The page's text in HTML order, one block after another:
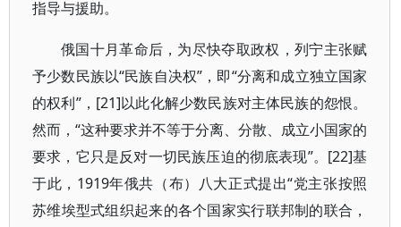
指导与援助。
俄国十月革命后，为尽快夺取政权，列宁主张赋
予少数民族以“民族自决权”，即“分离和成立独立国家
的权利”，[21]以此化解少数民族对主体民族的怨恨。
然而，“这种要求并不等于分离、分散、成立小国家的
要求，它只是反对一切民族压迫的彻底表现”。[22]基
于此，1919年俄共（布）八大正式提出“党主张按照
苏维埃型式组织起来的各个国家实行联邦制的联合，